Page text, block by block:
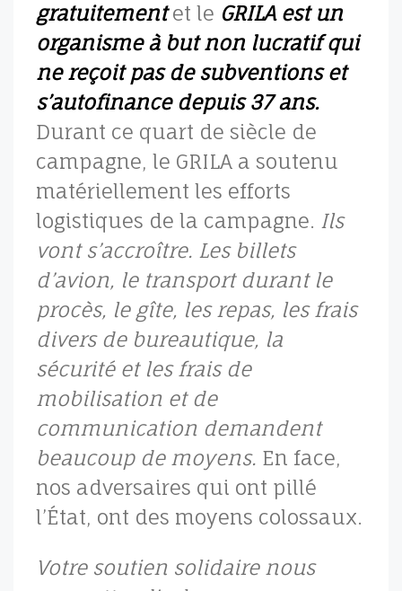
gratuitement et le GRILA est un
organisme à but non lucratif qui
ne reçoit pas de subventions et
s’autofinance depuis 37 ans.
Durant ce quart de siècle de
campagne, le GRILA a soutenu
matériellement les efforts
logistiques de la campagne. Ils
vont s’accroître. Les billets
d’avion, le transport durant le
procès, le gîte, les repas, les frais
divers de bureautique, la
sécurité et les frais de
mobilisation et de
communication demandent
beaucoup de moyens. En face,
nos adversaires qui ont pillé
l’État, ont des moyens colossaux.
Votre soutien solidaire nous